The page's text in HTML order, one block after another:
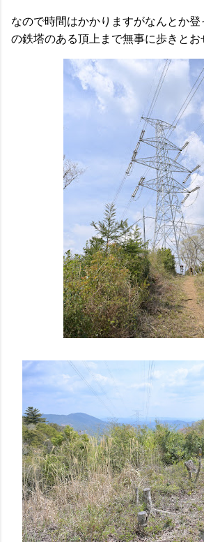
なので時間はかかりますがなんとか登
の鉄塔のある頂上まで無事に歩きとお